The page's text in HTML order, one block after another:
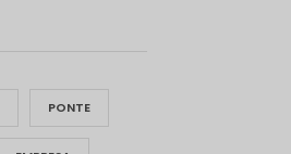
PONTE